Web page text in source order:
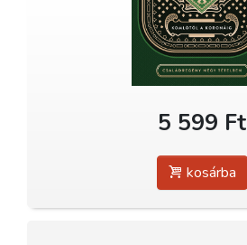
5 599 Ft
kosárba